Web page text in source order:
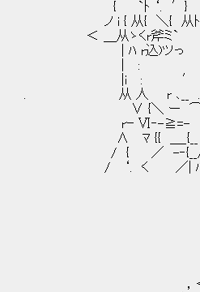
{ `ﾄ ‘. ′} |
ノ i { 从{ ＼{ 从ﾄ
＜ ＿从ゝくr斧ミ`
| ﾊ r込)ツっ r込)ツ
| : / /
|i : ′ 勹 / /. 囲
. 从 人 r ､__ ..
∨ {＼ ー ⌒ー一
rｰ Ⅵ‐-≧=- -=≦ .ﾉ
∧ ﾏ {{ ＿_{__
/ { ／ -‐{__/￣
/ ‘. く ／|
ヾ.
,ｨ=ミ､
...=--｀
，＜